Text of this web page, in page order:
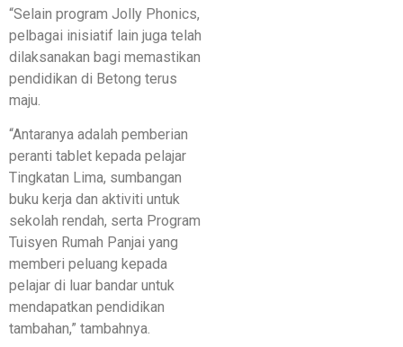
“Selain program Jolly Phonics,
pelbagai inisiatif lain juga telah
dilaksanakan bagi memastikan
pendidikan di Betong terus
maju.
“Antaranya adalah pemberian
peranti tablet kepada pelajar
Tingkatan Lima, sumbangan
buku kerja dan aktiviti untuk
sekolah rendah, serta Program
Tuisyen Rumah Panjai yang
memberi peluang kepada
pelajar di luar bandar untuk
mendapatkan pendidikan
tambahan,” tambahnya.